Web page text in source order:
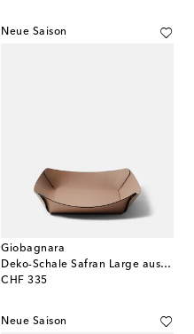
Neue Saison
Giobagnara
Deko-Schale Safran Large aus Leder
CHF 335
original price
Neue Saison